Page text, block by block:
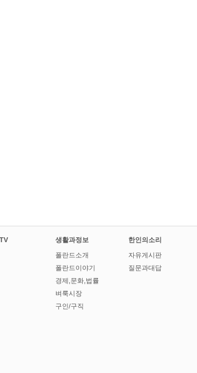
생활과정보
폴란드소개
폴란드이야기
경제,문화,법률
벼룩시장
구인/구직
한인의소리
자유게시판
질문과대답